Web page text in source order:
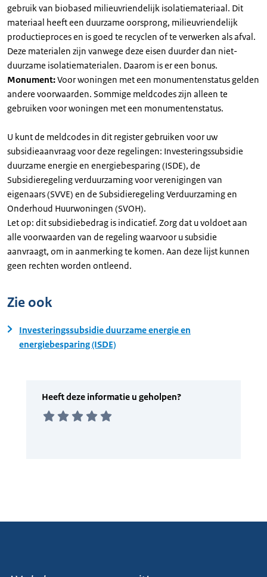
gebruik van biobased milieuvriendelijk isolatiemateriaal. Dit
materiaal heeft een duurzame oorsprong, milieuvriendelijk
productieproces en is goed te recyclen of te verwerken als afval.
Deze materialen zijn vanwege deze eisen duurder dan niet-
duurzame isolatiematerialen. Daarom is er een bonus.
Monument:Voor woningen met een monumentenstatus gelden
andere voorwaarden. Sommige meldcodes zijn alleen te
gebruiken voor woningen met een monumentenstatus.
U kunt de meldcodes in dit register gebruiken voor uw
subsidieaanvraag voor deze regelingen: Investeringssubsidie
duurzame energie en energiebesparing (ISDE), de
Subsidieregeling verduurzaming voor verenigingen van
eigenaars (SVVE) en de Subsidieregeling Verduurzaming en
Onderhoud Huurwoningen (SVOH).
Let op: dit subsidiebedrag is indicatief. Zorg dat u voldoet aan
alle voorwaarden van de regeling waarvoor u subsidie
aanvraagt, om in aanmerking te komen. Aan deze lijst kunnen
geen rechten worden ontleend.
Zie ook
Investeringssubsidie duurzame energie en
energiebesparing (ISDE)